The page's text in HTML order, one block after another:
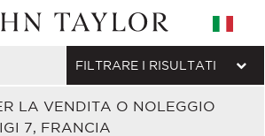
LA VENDITA O NOLEGGIO
7, FRANCIA
FILTRARE I RISULTATI